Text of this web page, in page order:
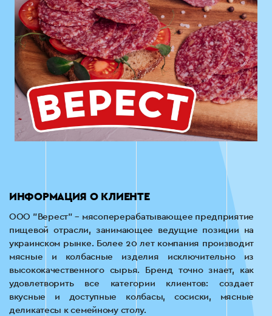
ИНФОРМАЦИЯ О КЛИЕНТЕ
ООО "Верест" – мясоперерабатывающее предприятие
пищевой отрасли, занимающее ведущие позиции на
украинском рынке. Более 20 лет компания производит
мясные и колбасные изделия исключительно из
высококачественного сырья. Бренд точно знает, как
удовлетворить все категории клиентов: создает
вкусные и доступные колбасы, сосиски, мясные
деликатесы к семейному столу.